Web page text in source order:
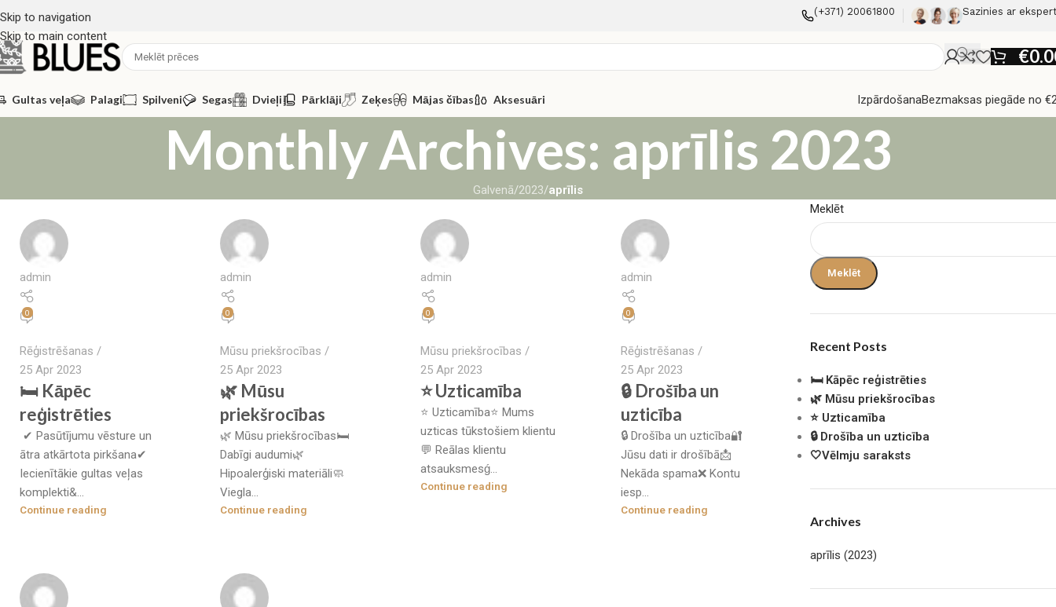
Skip to navigation
Skip to main content
(+371) 20061800 Sazinies ar
€
Gultas veļa Palagi Spilveni Segas Dvieļi Pārklāji Zeķes Mājas čības Aksesuāri IzpārdošanaBezmaksas piegāde no
Monthly Archives: aprīlis 2023
Galvenā/2023/aprīlis
admin
0
Rēģistrēšanas
25 Apr 2023
🛏 Kāpēc
reģistrēties
✔ Pasūtījumu vēsture un
ātra atkārtota pirkšana✔
Iecienītākie gultas veļas
komplekti&...
Continue reading
admin
0
Mūsu priekšrocības
25 Apr 2023
🌿 Mūsu
priekšrocības
🌿 Mūsu priekšrocības🛏
Dabīgi audumi🌿
Hipoalerģiski materiāli🧼
Viegla...
Continue reading
admin
0
Mūsu priekšrocības
25 Apr 2023
⭐ Uzticamība
⭐ Uzticamība⭐ Mums
uzticas tūkstošiem klientu
💬 Reālas klientu
atsauksmesǵ...
Continue reading
admin
0
Rēģistrēšanas
25 Apr 2023
🔒 Drošība un
uzticība
🔒 Drošība un uzticība🔐
Jūsu dati ir drošībā📩
Nekāda spama❌ Kontu
iesp...
Continue reading
Meklēt
Meklēt
Recent Posts
🛏 Kāpēc reģistrēties
🌿 Mūsu priekšrocības
⭐ Uzticamība
🔒 Drošība un uzticība
🤍Vēlmju saraksts
Archives
aprīlis (2023)